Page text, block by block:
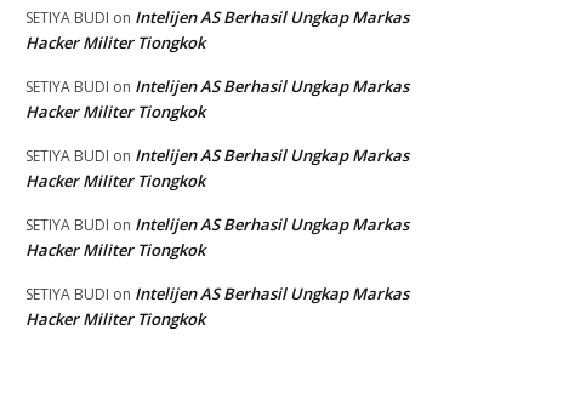
SETIYA BUDI on Intelijen AS Berhasil Ungkap Markas
Hacker Militer Tiongkok
SETIYA BUDI on Intelijen AS Berhasil Ungkap Markas
Hacker Militer Tiongkok
SETIYA BUDI on Intelijen AS Berhasil Ungkap Markas
Hacker Militer Tiongkok
SETIYA BUDI on Intelijen AS Berhasil Ungkap Markas
Hacker Militer Tiongkok
SETIYA BUDI on Intelijen AS Berhasil Ungkap Markas
Hacker Militer Tiongkok